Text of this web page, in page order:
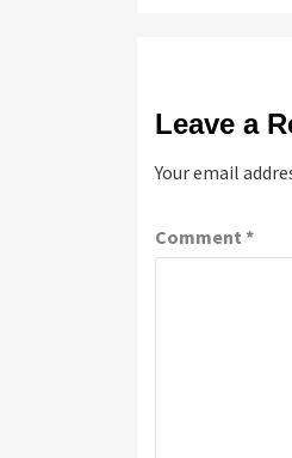
Leave a
Your email
Comment *